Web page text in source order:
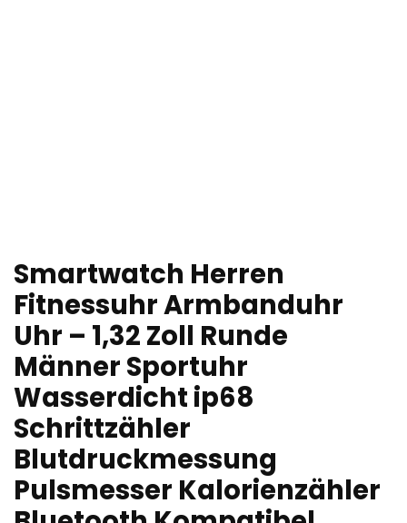
Smartwatch Herren
Fitnessuhr Armbanduhr
Uhr – 1,32 Zoll Runde
Männer Sportuhr
Wasserdicht ip68
Schrittzähler
Blutdruckmessung
Pulsmesser Kalorienzähler